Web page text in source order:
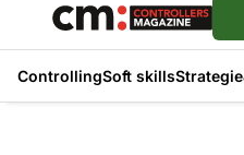
ControllingSoft skillsStrategie